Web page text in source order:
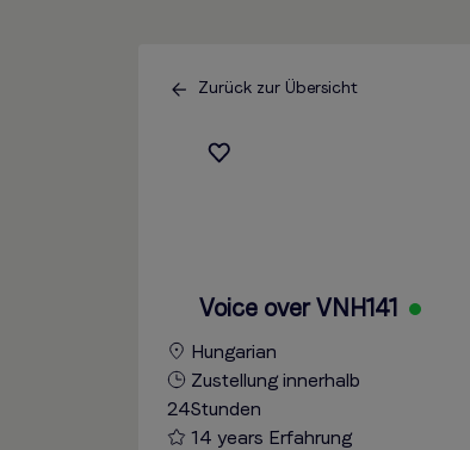
Zurück zur Übersicht
Voice over VNH141
Hungarian
Zustellung innerhalb
24Stunden
14 years Erfahrung